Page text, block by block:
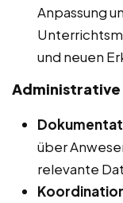
Anpassung
und neuen
Administrative
über
relevante